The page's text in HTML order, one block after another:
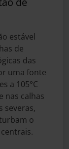
estável
de
das
uma fonte
a 105°C
nas calhas
severas,
o
centrais.